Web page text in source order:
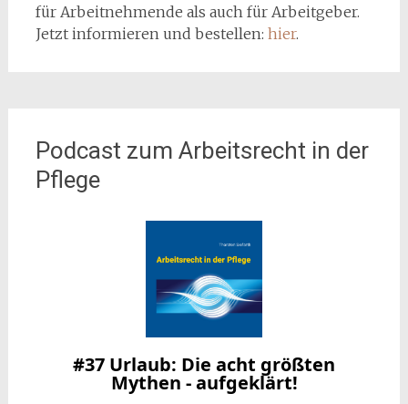
für Arbeitnehmende als auch für Arbeitgeber.
Jetzt informieren und bestellen: hier.
Podcast zum Arbeitsrecht in der
Pflege